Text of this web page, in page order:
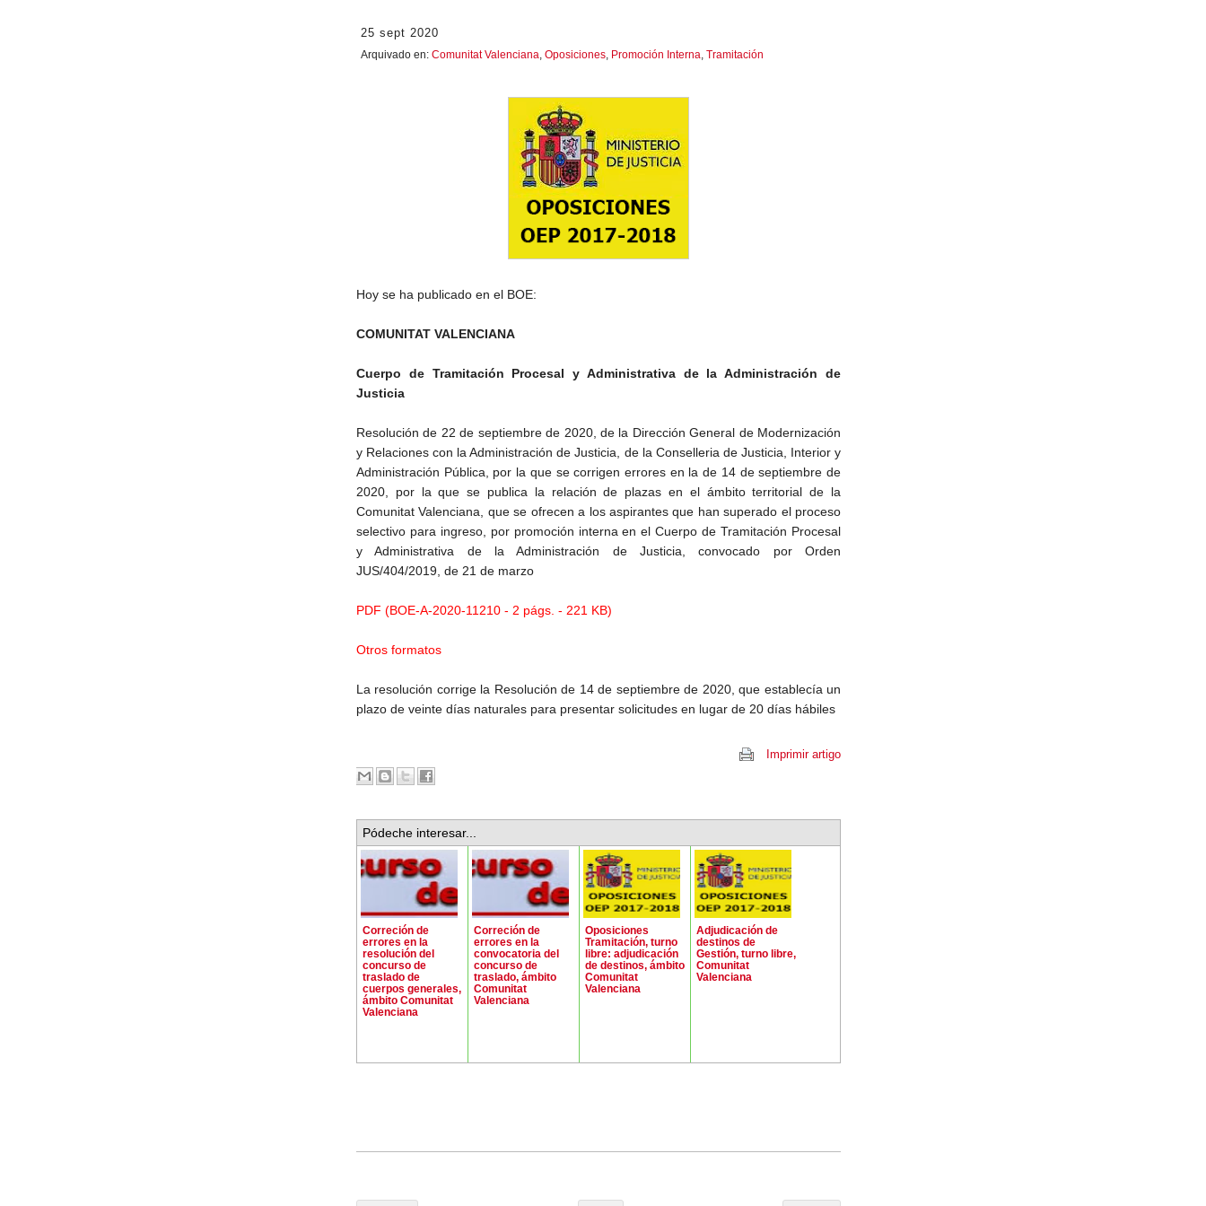
25 sept 2020
Arquivado en: Comunitat Valenciana Oposiciones Promoción Interna Tramitación
Hoy se ha publicado en el BOE:
COMUNITAT VALENCIANA
Cuerpo de Tramitación Procesal y Administrativa de la Administración de
Justicia
Resolución de 22 de septiembre de 2020, de la Dirección General de Modernización
y Relaciones con la Administración de Justicia, de la Conselleria de Justicia, Interior y
Administración Pública, por la que se corrigen errores en la de 14 de septiembre de
2020, por la que se publica la relación de plazas en el ámbito territorial de la
Comunitat Valenciana, que se ofrecen a los aspirantes que han superado el proceso
selectivo para ingreso, por promoción interna en el Cuerpo de Tramitación Procesal
y Administrativa de la Administración de Justicia, convocado por Orden
JUS/404/2019, de 21 de marzo
PDF (BOE-A-2020-11210 - 2 págs. - 221 KB)
Otros formatos
La resolución corrige la Resolución de 14 de septiembre de 2020, que establecía un
plazo de veinte días naturales para presentar solicitudes en lugar de 20 días hábiles
Imprimir artigo
Pódeche interesar...
Correción de
errores en la
resolución del
concurso de
traslado de
cuerpos generales,
ámbito Comunitat
Valenciana
Correción de
errores en la
convocatoria del
concurso de
traslado, ámbito
Comunitat
Valenciana
Oposiciones
Tramitación, turno
libre: adjudicación
de destinos, ámbito
Comunitat
Valenciana
Adjudicación de
destinos de
Gestión, turno libre,
Comunitat
Valenciana